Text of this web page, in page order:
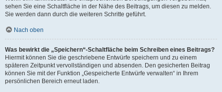
sehen Sie eine Schaltfläche in der Nähe des Beitrags, um diesen zu melden.
Sie werden dann durch die weiteren Schritte geführt.
Nach oben
Was bewirkt die „Speichern“-Schaltfläche beim Schreiben eines Beitrags?
Hiermit können Sie die geschriebene Entwürfe speichern und zu einem
späteren Zeitpunkt vervollständigen und absenden. Den gesicherten Beitrag
können Sie mit der Funktion „Gespeicherte Entwürfe verwalten“ in Ihrem
persönlichen Bereich erneut laden.